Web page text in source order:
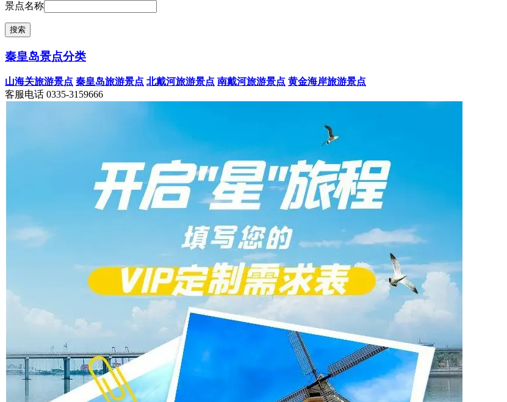
景点名称
秦皇岛景点分类
山海关旅游景点 秦皇岛旅游景点 北戴河旅游景点 南戴河旅游景点 黄金海岸旅游景点
客服电话 0335-3159666